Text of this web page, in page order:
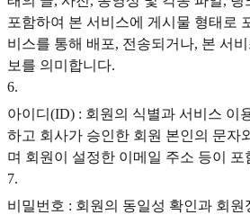
포함하여 본 서비스에 게시물 형태로
비스를 통해 배포, 전송되거나, 본 서
보를 의미합니다.
6.
아이디(ID) : 회원의 식별과 서비스 이
하고 회사가 승인한 회원 본인의 문자
며 회원이 설정한 이메일 주소 등이 포
7.
비밀번호 : 회원의 동일성 확인과 회원